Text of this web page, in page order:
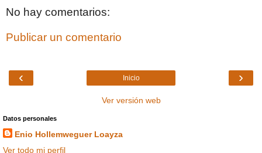
No hay comentarios:
Publicar un comentario
‹ ›
Inicio
Ver versión web
Datos personales
Enio Hollemweguer Loayza
Ver todo mi perfil